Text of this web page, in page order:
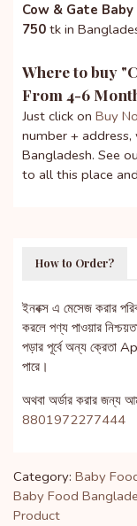
Cow & Gate
750 tk in
Where to buy "
From 4-6
Just click on Buy
number +
Bangladesh. See
to all this place
How to Order?
ইনবক্স এ মেসেজ করার
করলে পণ্য পাওয়ার
পড়ার পূর্বে অন্য ক্রেতা
পারে।
অথবা অর্ডার করার জন্য
8801972277444
Category: Baby
Baby Food
Product